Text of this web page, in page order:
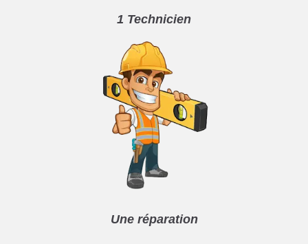
1 Technicien
Une réparation